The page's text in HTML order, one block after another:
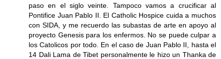
paso en el siglo veinte. Tampoco vamos a crucificar al
Pontifice Juan Pablo II. El Catholic Hospice cuida a muchos
con SIDA, y me recuerdo las subastas de arte en apoyo al
proyecto Genesis para los enfermos. No se puede culpar a
los Catolicos por todo. En el caso de Juan Pablo II, hasta el
14 Dali Lama de Tibet personalmente le hizo un Thanka de